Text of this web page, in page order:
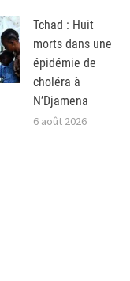
Tchad : Huit
morts dans une
épidémie de
choléra à
N’Djamena
6 août 2026